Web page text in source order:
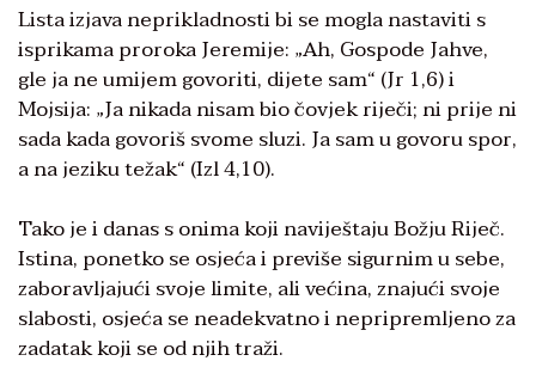
Lista izjava neprikladnosti bi se mogla nastaviti s
isprikama proroka Jeremije: „Ah, Gospode Jahve,
gle ja ne umijem govoriti, dijete sam“ (Jr 1,6) i
Mojsija: „Ja nikada nisam bio čovjek riječi; ni prije ni
sada kada govoriš svome sluzi. Ja sam u govoru spor,
a na jeziku težak“ (Izl 4,10).
Tako je i danas s onima koji naviještaju Božju Riječ.
Istina, ponetko se osjeća i previše sigurnim u sebe,
zaboravljajući svoje limite, ali većina, znajući svoje
slabosti, osjeća se neadekvatno i nepripremljeno za
zadatak koji se od njih traži.